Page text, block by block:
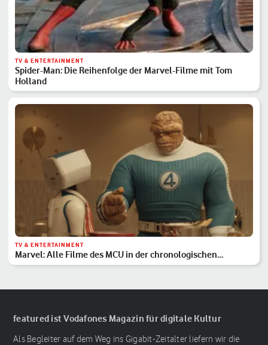
TV & ENTERTAINMENT
Spider-Man: Die Reihenfolge der Marvel-Filme mit Tom
Holland
TV & ENTERTAINMENT
Marvel: Alle Filme des MCU in der chronologischen
Reihenfolge
featured ist Vodafones Magazin für digitale Kultur
Als Begleiter auf dem Weg ins Gigabit-Zeitalter liefern wir die